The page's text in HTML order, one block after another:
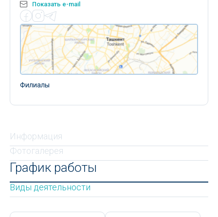
Показать e-mail
Филиалы
Информация
Фотогалерея
График работы
Виды деятельности